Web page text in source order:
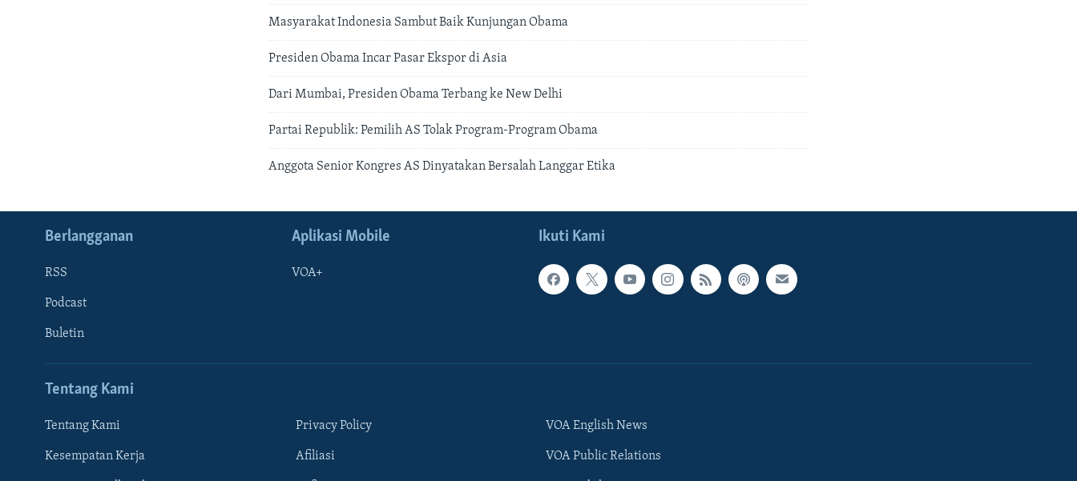
Masyarakat Indonesia Sambut Baik Kunjungan Obama
Presiden Obama Incar Pasar Ekspor di Asia
Dari Mumbai, Presiden Obama Terbang ke New Delhi
Partai Republik: Pemilih AS Tolak Program-Program Obama
Anggota Senior Kongres AS Dinyatakan Bersalah Langgar Etika
Ikuti Kami
Berlangganan
RSS
Podcast
Buletin
Aplikasi Mobile
VOA+
Tentang Kami
Tentang Kami
Kesempatan Kerja
Privacy Policy
Afiliasi
VOA English News
VOA Public Relations